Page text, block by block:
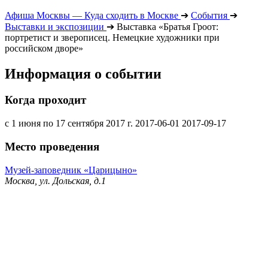
Афиша Москвы — Куда сходить в Москве ➔ События ➔
Выставки и экспозиции ➔ Выставка «Братья Гроот:
портретист и зверописец. Немецкие художники при
российском дворе»
Информация о событии
Когда проходит
с 1 июня по 17 сентября 2017 г. 2017-06-01 2017-09-17
Место проведения
Музей-заповедник «Царицыно»
Москва, ул. Дольская, д.1